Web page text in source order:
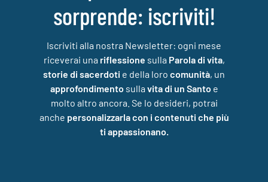
sorprende: iscriviti!
Iscriviti alla nostra Newsletter: ogni mese
riceverai una riflessione sulla Parola di vita,
storie di sacerdoti e della loro comunità, un
approfondimento sulla vita di un Santo e
molto altro ancora. Se lo desideri, potrai
anche personalizzarla con i contenuti che più
ti appassionano.